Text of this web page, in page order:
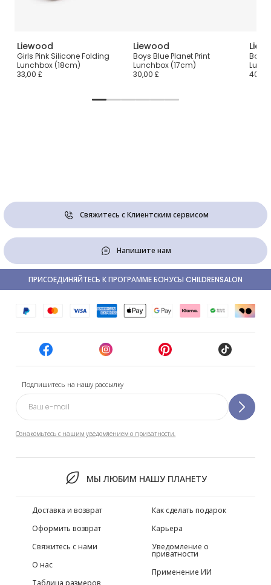
Liewood
Girls Pink Silicone Folding
Lunchbox (18cm)
33,00 £
Liewood
Boys Blue Planet Print
Lunchbox (17cm)
30,00 £
Boys
40,00
Свяжитесь с Клиентским сервисом
Напишите нам
Подпишитесь на нашу рассылку
Ознакомьтесь с нашим уведомлением о приватности.
МЫ ЛЮБИМ НАШУ ПЛАНЕТУ
ПРИСОЕДИНЯЙТЕСЬ К ПРОГРАММЕ БОНУСЫ CHILDRENSALON
Доставка и возврат
Оформить возврат
Свяжитесь с нами
О нас
Таблица размеров
Как сделать подарок
Карьера
Уведомление о
приватности
Применение ИИ